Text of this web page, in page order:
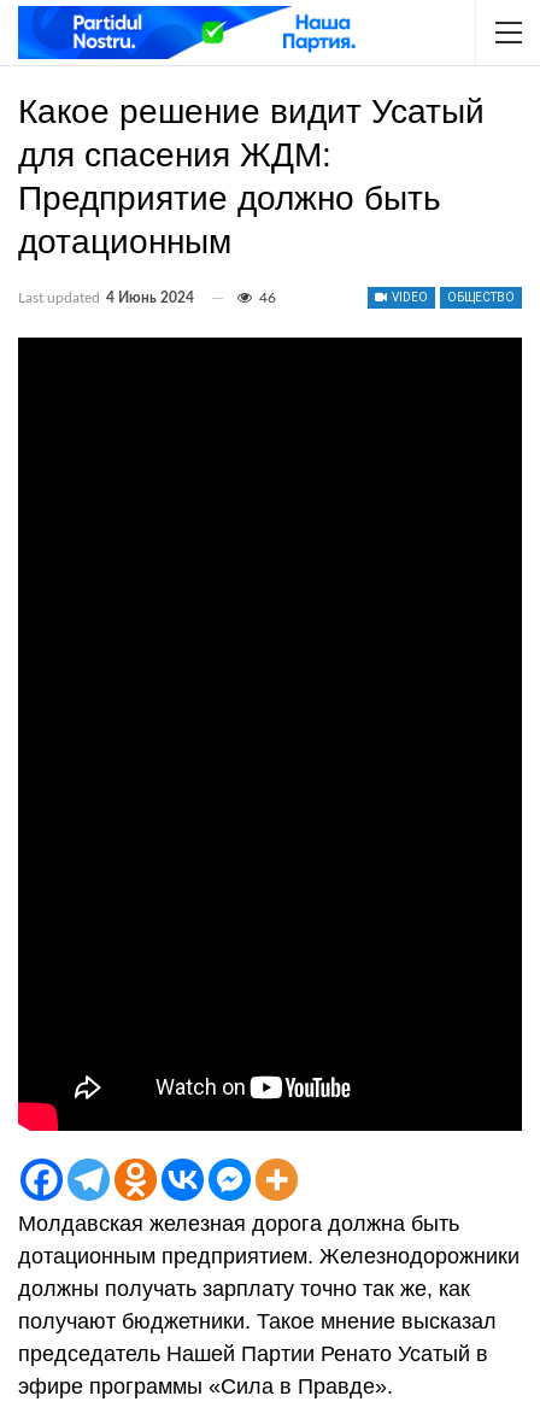
Какое решение видит Усатый
для спасения ЖДМ:
Предприятие должно быть
дотационным
VIDEO ОБЩЕСТВО
Last updated 4 Июнь 2024 46
Молдавская железная дорога должна быть
дотационным предприятием. Железнодорожники
должны получать зарплату точно так же, как
получают бюджетники. Такое мнение высказал
председатель Нашей Партии Ренато Усатый в
эфире программы «Сила в Правде».